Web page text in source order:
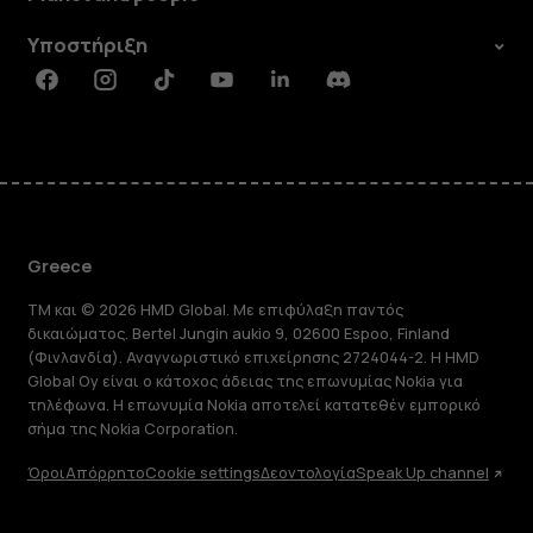
Υποστήριξη
FacebookInstagramTiktokYoutubeLinkedinDiscord
Greece
TM και © 2026 HMD Global. Με επιφύλαξη παντός
δικαιώματος. Bertel Jungin aukio 9, 02600 Espoo, Finland
(Φινλανδία). Αναγνωριστικό επιχείρησης 2724044-2. Η HMD
Global Oy είναι ο κάτοχος άδειας της επωνυμίας Nokia για
τηλέφωνα. Η επωνυμία Nokia αποτελεί κατατεθέν εμπορικό
σήμα της Nokia Corporation.
ΌροιΑπόρρητοCookie settingsΔεοντολογίαSpeak Up channel